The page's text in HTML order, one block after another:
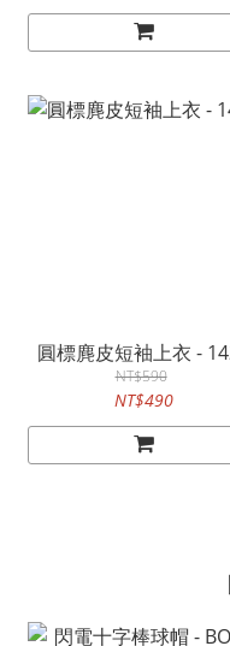
圓標麂皮短袖上衣 -
NT$590
NT$490